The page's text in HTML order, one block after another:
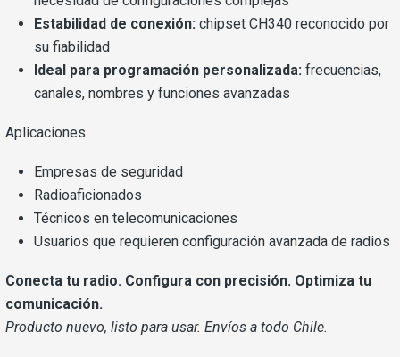
Estabilidad de conexión: chipset CH340 reconocido por
su fiabilidad
Ideal para programación personalizada: frecuencias,
canales, nombres y funciones avanzadas
Aplicaciones
Empresas de seguridad
Radioaficionados
Técnicos en telecomunicaciones
Usuarios que requieren configuración avanzada de radios
Conecta tu radio. Configura con precisión. Optimiza tu
comunicación.
Producto nuevo, listo para usar. Envíos a todo Chile.